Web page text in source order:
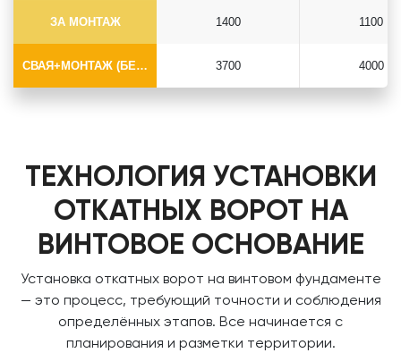
ЗА МОНТАЖ
СВАЯ+МОНТАЖ (БЕЗ ОГОЛОВКА)
1400
3700
1100
4000
ТЕХНОЛОГИЯ УСТАНОВКИ
ОТКАТНЫХ ВОРОТ НА
ВИНТОВОЕ ОСНОВАНИЕ
Установка откатных ворот на винтовом фундаменте
— это процесс, требующий точности и соблюдения
определённых этапов. Все начинается с
планирования и разметки территории.